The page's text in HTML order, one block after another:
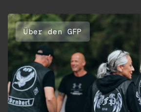
Über den GFP